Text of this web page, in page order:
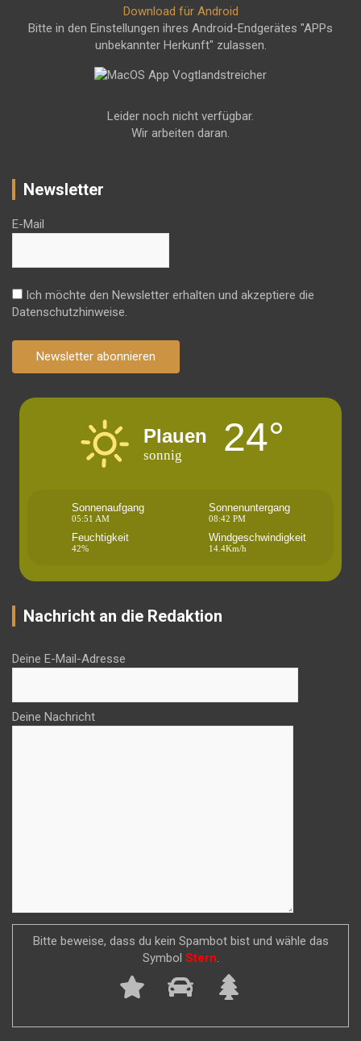
Download für Android
Bitte in den Einstellungen ihres Android-Endgerätes "APPs
unbekannter Herkunft" zulassen.
Leider noch nicht verfügbar.
Wir arbeiten daran.
Newsletter
E-Mail
Ich möchte den Newsletter erhalten und akzeptiere die
Datenschutzhinweise.
Newsletter abonnieren
Plauen
sonnig 24°
Sonnenaufgang
05:51 AM
Sonnenuntergang
08:42 PM
Feuchtigkeit
42%
Windgeschwindigkeit
14.4Km/h
Nachricht an die Redaktion
Deine E-Mail-Adresse
Deine Nachricht
Bitte beweise, dass du kein Spambot bist und wähle das
Symbol Stern.